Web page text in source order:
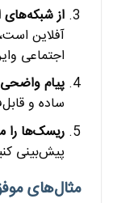
از شبکه‌های
آفلاین
اجتماعی
پیام
ساده و
ریسک‌ها را
پیش‌بینی
مثال‌های